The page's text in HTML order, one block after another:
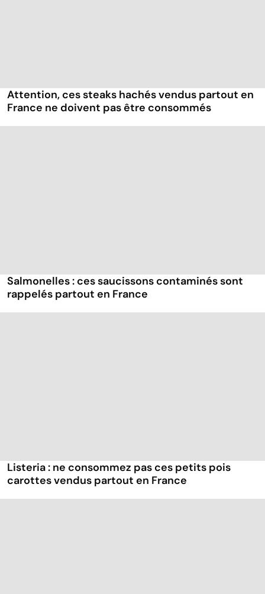
Attention, ces steaks hachés vendus partout en
France ne doivent pas être consommés
Salmonelles : ces saucissons contaminés sont
rappelés partout en France
Listeria : ne consommez pas ces petits pois
carottes vendus partout en France